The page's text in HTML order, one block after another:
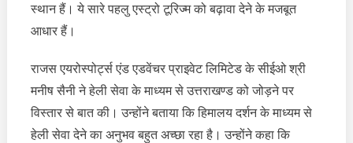
स्थान हैं। ये सारे पहलु एस्ट्रो टूरिज्म को बढ़ावा देने के मजबूत
आधार हैं।
राजस एयरोस्पोर्ट्स एंड एडवेंचर प्राइवेट लिमिटेड के सीईओ श्री
मनीष सैनी ने हेली सेवा के माध्यम से उत्तराखण्ड को जोड़ने पर
विस्तार से बात की। उन्होंने बताया कि हिमालय दर्शन के माध्यम से
हेली सेवा देने का अनुभव बहुत अच्छा रहा है। उन्होंने कहा कि